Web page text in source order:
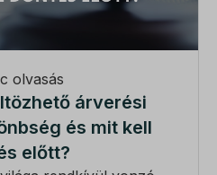
olvasás
árverési
és mit kell
előtt?